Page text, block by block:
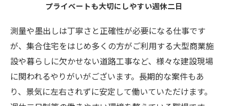
プライベートも大切にしやすい週休二日
測量や墨出しは丁寧さと正確性が必要になる仕事です
が、集合住宅をはじめ多くの方がご利用する大型商業施
設や暮らしに欠かせない道路工事など、様々な建設現場
に関われるやりがいがございます。長期的な案件もあ
り、景気に左右されずに安定して働いていただけます。